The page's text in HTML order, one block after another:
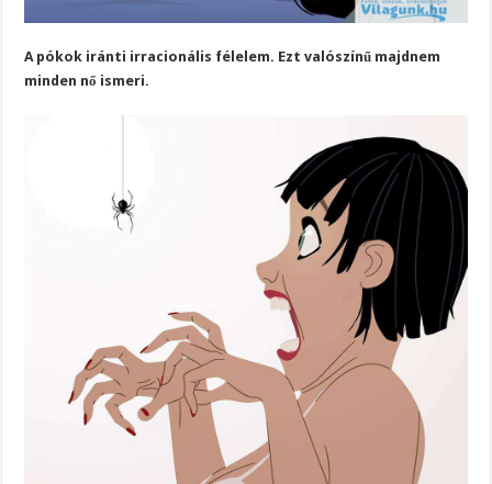
A pókok iránti irracionális félelem. Ezt valószínű majdnem
minden nő ismeri.